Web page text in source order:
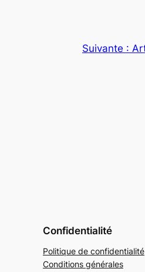
Suivante :
Confidentialité
Politique de confidentialité
Conditions générales